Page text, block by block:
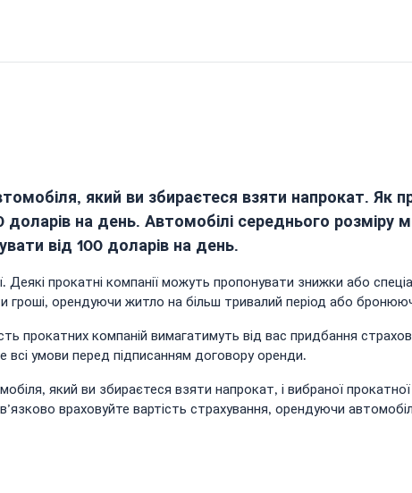
який ви збираєтеся взяти напрокат. Як
на день. Автомобілі середнього розміру
від 100 доларів на день.
прокатні компанії можуть пропонувати знижки або
орендуючи житло на більш тривалий період або
прокатних компаній вимагатимуть від вас придбання
умови перед підписанням договору оренди.
який ви збираєтеся взяти напрокат, і вибраної
враховуйте вартість страхування, орендуючи